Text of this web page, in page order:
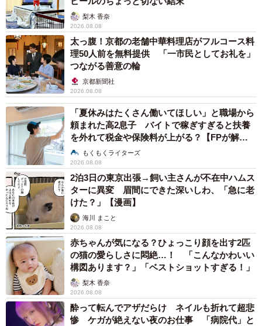
梨木 香奈
2026.08.08
太っ腹！京都の老舗中華料理店がフルコース料
理50人前を無料提供 「一市民としてお礼を」
つながる善意の輪
京都新聞社
2026.08.08
「夏休みはたくさん働いてほしい」と職場から
頼まれた高2息子 バイトで稼ぎすぎると扶養
を外れて税金や保険料が上がる？【FPが解
説】もくもくライターズ
2026.08.08
2泊3日の東京出張→飼い主さんが不在中ハムス
ターに異変 眉間にできた深いしわ、「急に老
けた？」【漫画】
海川 まこと
2026.08.08
赤ちゃんが気になる？ひょっこり顔を出す2匹
の猫の愛らしさに悶絶…！ 「こんなかわいい
構図あります？」「ベストショットすぎる！」
梨木 香奈
2026.08.08
酔って転んでアザだらけ ネイルも折れて超悲
惨 ケガが絶えない夜のお仕事 「病院代」と